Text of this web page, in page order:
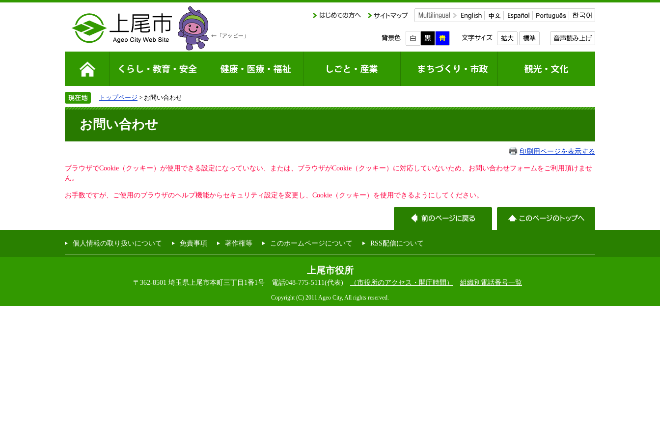
トップページ > お問い合わせ
お問い合わせ
印刷用ページを表示する
ブラウザでCookie（クッキー）が使用できる設定になっていない、または、ブラウザがCookie（クッキー）に対応していないため、お問い合わせフォームをご利用頂けませ
ん。
お手数ですが、ご使用のブラウザのヘルプ機能からセキュリティ設定を変更し、Cookie（クッキー）を使用できるようにしてください。
個人情報の取り扱いについて 免責事項 著作権等 このホームページについて RSS配信について
上尾市役所
〒362-8501 埼玉県上尾市本町三丁目1番1号 電話048-775-5111(代表) （市役所のアクセス・開庁時間） 組織別電話番号一覧
Copyright (C) 2011 Ageo City, All rights reserved.